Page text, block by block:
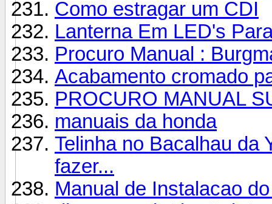
Como estragar um CDI
Lanterna Em LED's
Procuro Manual :
Acabamento cromado
PROCURO MANUAL
manuais da honda
Telinha no Bacalhau da
fazer...
Manual de Instalacao